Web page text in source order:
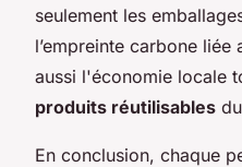
seulement les
l’empreinte carbone
aussi l'économie locale
produits réutilisables
En conclusion, chaque